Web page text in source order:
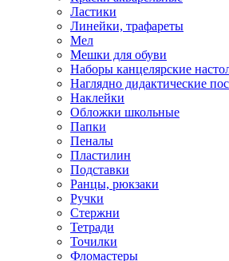
Ластики
Линейки, трафареты
Мел
Мешки для обуви
Наборы канцелярские
Наглядно дидактические
Наклейки
Обложки школьные
Папки
Пеналы
Пластилин
Подставки
Ранцы, рюкзаки
Ручки
Стержни
Тетради
Точилки
Фломастеры